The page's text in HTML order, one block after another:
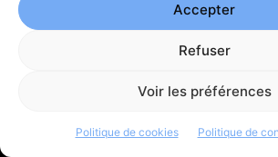
Accepter
Refuser
Voir les préférences
Politique de cookies Politique de
Confidentialité- Conditions|